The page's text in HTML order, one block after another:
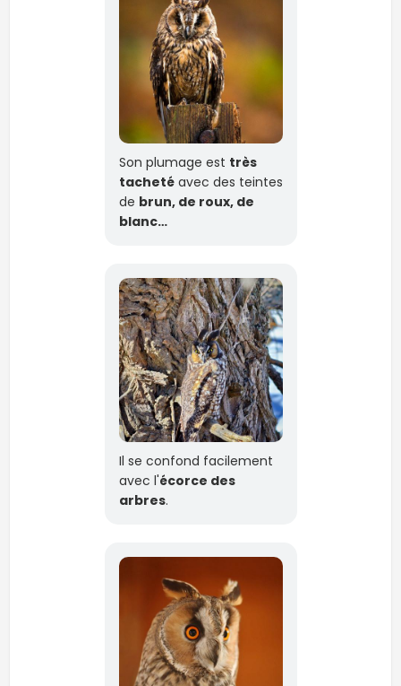
Son plumage est très
tachetéavec des teintes
de brun, de roux, de
blanc…
Il se confond facilement
avec l'écorce des
arbres.